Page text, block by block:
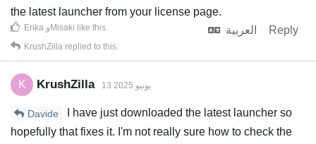
the latest launcher from your license page.
العربية
Reply
Erika و Misaki like this.
KrushZilla replied to this.
K KrushZilla 13 يونيو 2025
Davide
I have just downloaded the latest launcher so
hopefully that fixes it. I'm not really sure how to check the